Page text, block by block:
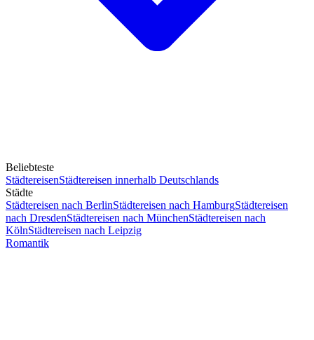
Beliebteste
StädtereisenStädtereisen innerhalb Deutschlands
Städte
Städtereisen nach BerlinStädtereisen nach HamburgStädtereisen
nach DresdenStädtereisen nach MünchenStädtereisen nach
KölnStädtereisen nach Leipzig
Romantik